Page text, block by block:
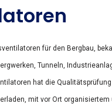
für den Bergbau,
Tunneln,
hat die
mit vor Ort